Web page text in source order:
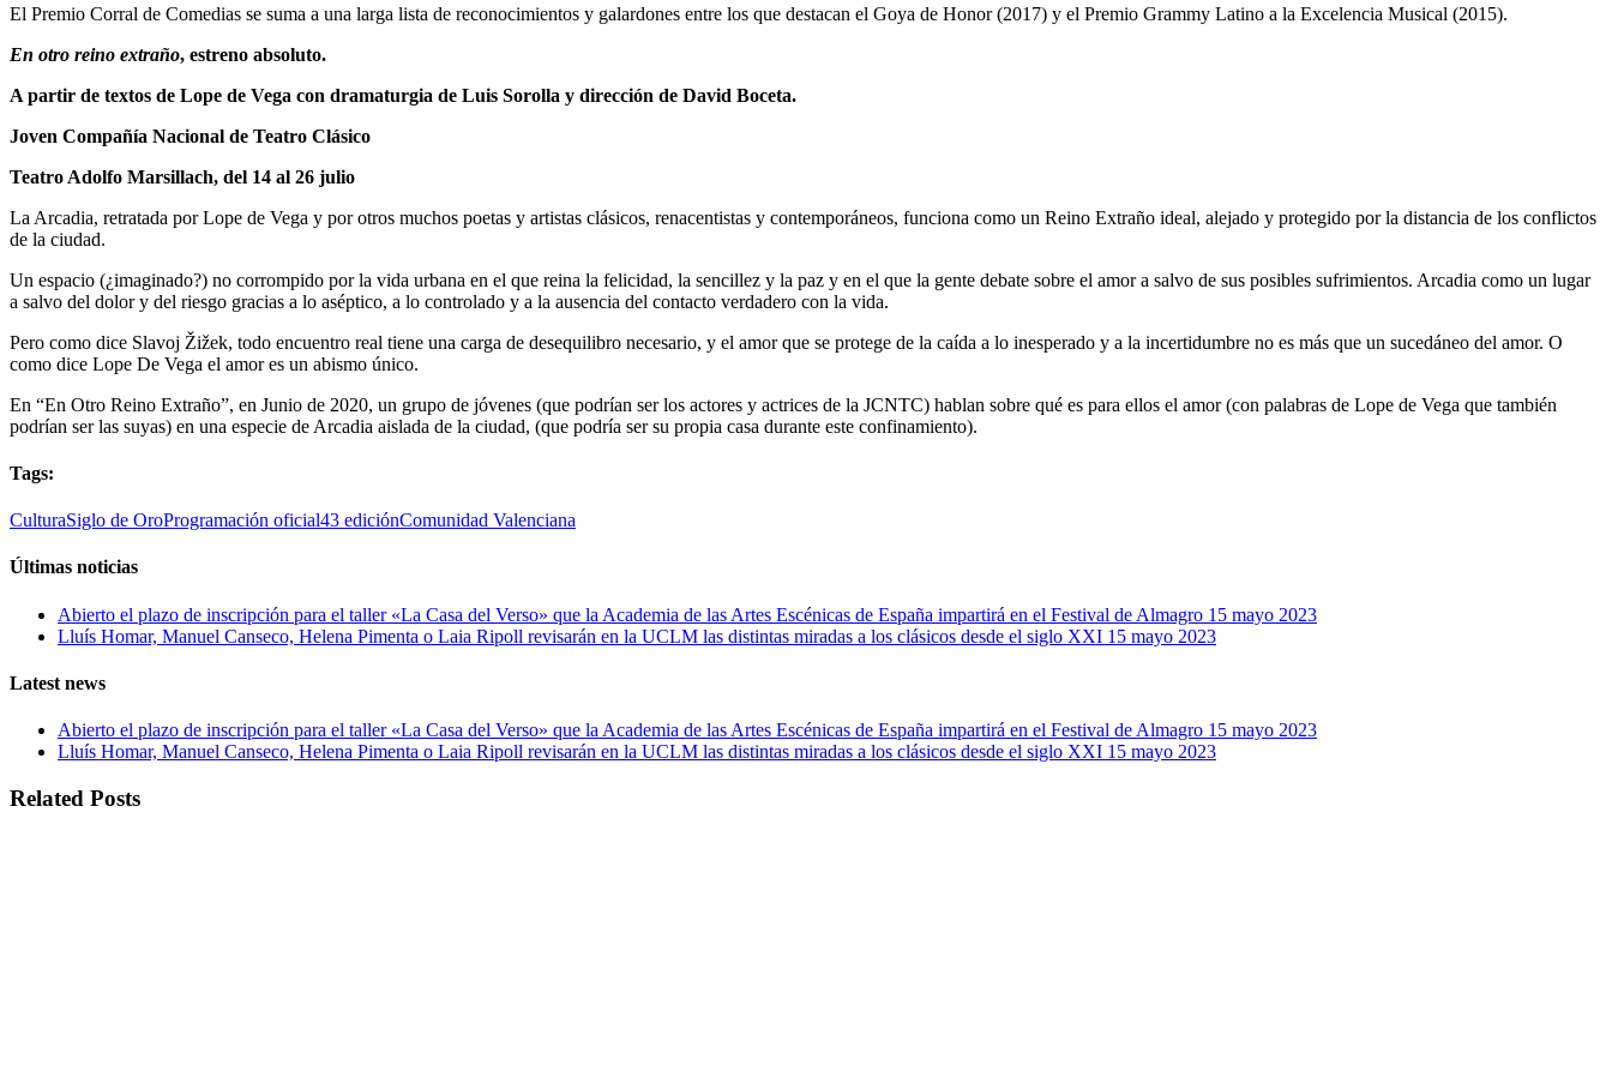
El Premio Corral de Comedias se suma a una larga lista de reconocimientos y galardones entre los que destacan el Goya de Honor (2017) y el Premio Grammy Latino a la Excelencia Musical (2015).
En otro reino extraño, estreno absoluto.
A partir de textos de Lope de Vega con dramaturgia de Luis Sorolla y dirección de David Boceta.
Joven Compañía Nacional de Teatro Clásico
Teatro Adolfo Marsillach, del 14 al 26 julio
La Arcadia, retratada por Lope de Vega y por otros muchos poetas y artistas clásicos, renacentistas y contemporáneos, funciona como un Reino Extraño ideal, alejado y protegido por la distancia de los conflictos
de la ciudad.
Un espacio (¿imaginado?) no corrompido por la vida urbana en el que reina la felicidad, la sencillez y la paz y en el que la gente debate sobre el amor a salvo de sus posibles sufrimientos. Arcadia como un lugar
a salvo del dolor y del riesgo gracias a lo aséptico, a lo controlado y a la ausencia del contacto verdadero con la vida.
Pero como dice Slavoj Žižek, todo encuentro real tiene una carga de desequilibro necesario, y el amor que se protege de la caída a lo inesperado y a la incertidumbre no es más que un sucedáneo del amor. O
como dice Lope De Vega el amor es un abismo único.
En “En Otro Reino Extraño”, en Junio de 2020, un grupo de jóvenes (que podrían ser los actores y actrices de la JCNTC) hablan sobre qué es para ellos el amor (con palabras de Lope de Vega que también
podrían ser las suyas) en una especie de Arcadia aislada de la ciudad, (que podría ser su propia casa durante este confinamiento).
Tags:
CulturaSiglo de OroProgramación oficial43 ediciónComunidad Valenciana
Últimas noticias
Abierto el plazo de inscripción para el taller «La Casa del Verso» que la Academia de las Artes Escénicas de España impartirá en el Festival de Almagro 15 mayo 2023
Lluís Homar, Manuel Canseco, Helena Pimenta o Laia Ripoll revisarán en la UCLM las distintas miradas a los clásicos desde el siglo XXI 15 mayo 2023
Latest news
Abierto el plazo de inscripción para el taller «La Casa del Verso» que la Academia de las Artes Escénicas de España impartirá en el Festival de Almagro 15 mayo 2023
Lluís Homar, Manuel Canseco, Helena Pimenta o Laia Ripoll revisarán en la UCLM las distintas miradas a los clásicos desde el siglo XXI 15 mayo 2023
Related Posts